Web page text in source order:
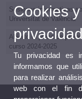
Sesiones informativas
Universitat de València
Abierto el plazo de
curso 2024-2025
Cookies
privacidad
Tu privacidad es
informamos que
para realizar
web con el fin